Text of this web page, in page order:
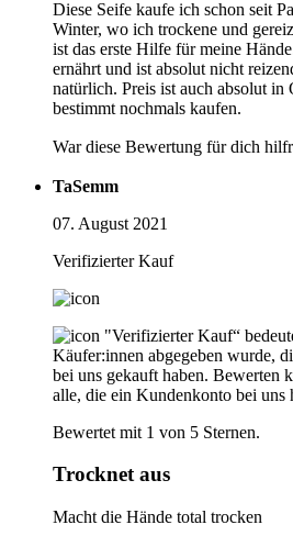
Diese Seife kaufe ich schon seit
Winter, wo ich trockene und
ist das erste Hilfe für meine
ernährt und ist absolut nicht
natürlich. Preis ist auch absolut in
bestimmt nochmals kaufen.
War diese Bewertung für dich
TaSemm
07. August 2021
Verifizierter Kauf
"Verifizierter Kauf“
Käufer:innen abgegeben wurde,
bei uns gekauft haben. Bewerten
alle, die ein Kundenkonto bei uns
Bewertet mit 1 von 5 Sternen.
Trocknet aus
Macht die Hände total trocken